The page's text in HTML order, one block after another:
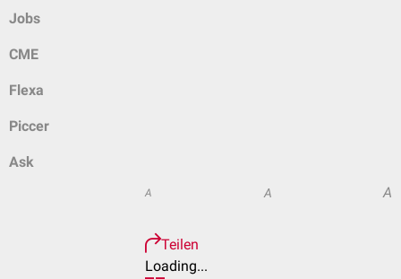
Jobs
CME
Flexa
Piccer
Ask
A A A
Teilen
Loading...